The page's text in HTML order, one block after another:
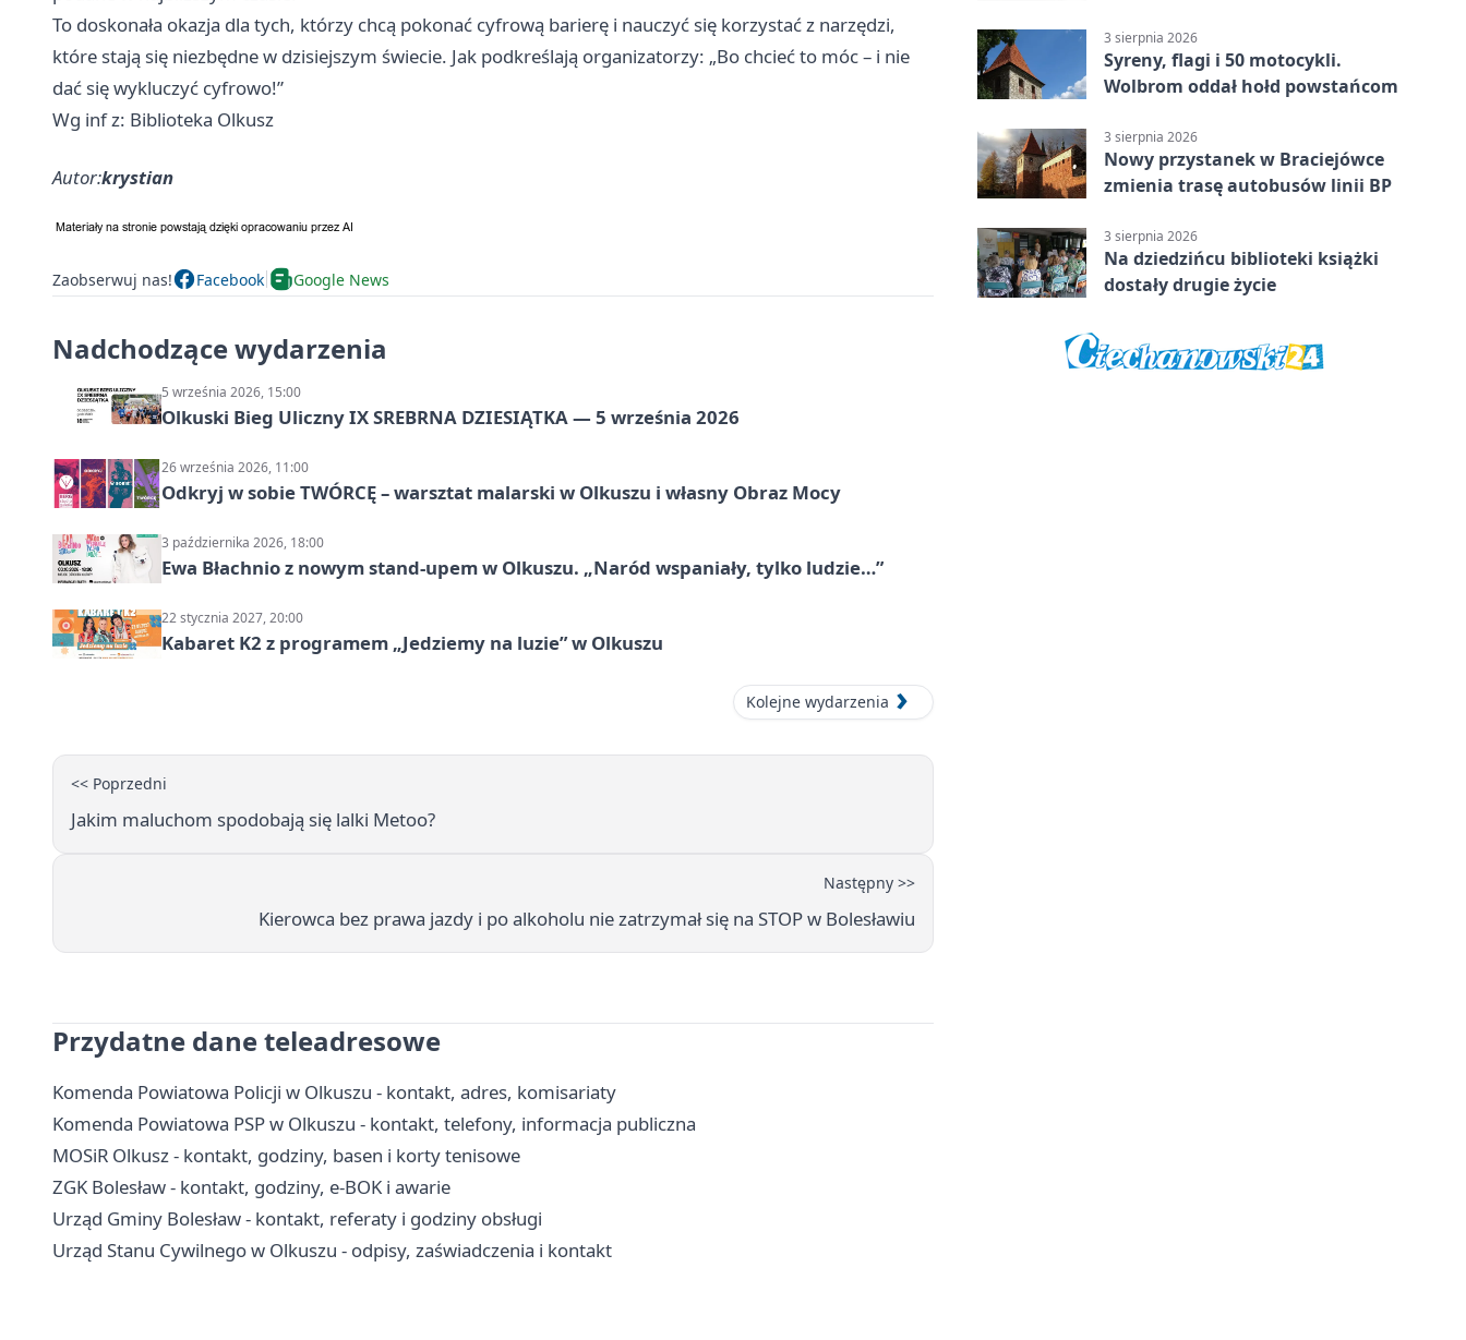
To doskonała okazja dla tych, którzy chcą pokonać cyfrową barierę i nauczyć się korzystać z narzędzi,
które stają się niezbędne w dzisiejszym świecie. Jak podkreślają organizatorzy: „Bo chcieć to móc – i nie
dać się wykluczyć cyfrowo!”
Wg inf z: Biblioteka Olkusz
Autor:krystian
Zaobserwuj nas! Facebook Google News
Nadchodzące wydarzenia
5 września 2026, 15:00
Olkuski Bieg Uliczny IX SREBRNA DZIESIĄTKA — 5 września 2026
26 września 2026, 11:00
Odkryj w sobie TWÓRCĘ – warsztat malarski w Olkuszu i własny Obraz Mocy
3 października 2026, 18:00
Ewa Błachnio z nowym stand-upem w Olkuszu. „Naród wspaniały, tylko ludzie…”
22 stycznia 2027, 20:00
Kabaret K2 z programem „Jedziemy na luzie” w Olkuszu
Kolejne wydarzenia
<< Poprzedni
Jakim maluchom spodobają się lalki Metoo?
Następny >>
Kierowca bez prawa jazdy i po alkoholu nie zatrzymał się na STOP w Bolesławiu
Przydatne dane teleadresowe
Komenda Powiatowa Policji w Olkuszu - kontakt, adres, komisariaty
Komenda Powiatowa PSP w Olkuszu - kontakt, telefony, informacja publiczna
MOSiR Olkusz - kontakt, godziny, basen i korty tenisowe
ZGK Bolesław - kontakt, godziny, e-BOK i awarie
Urząd Gminy Bolesław - kontakt, referaty i godziny obsługi
Urząd Stanu Cywilnego w Olkuszu - odpisy, zaświadczenia i kontakt
3 sierpnia 2026
Syreny, flagi i 50 motocykli.
Wolbrom oddał hołd powstańcom
3 sierpnia 2026
Nowy przystanek w Braciejówce
zmienia trasę autobusów linii BP
3 sierpnia 2026
Na dziedzińcu biblioteki książki
dostały drugie życie